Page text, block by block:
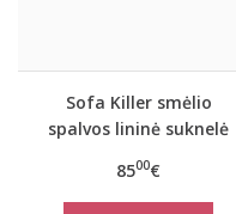
Sofa Killer smėlio
spalvos lininė suknelė
8500€